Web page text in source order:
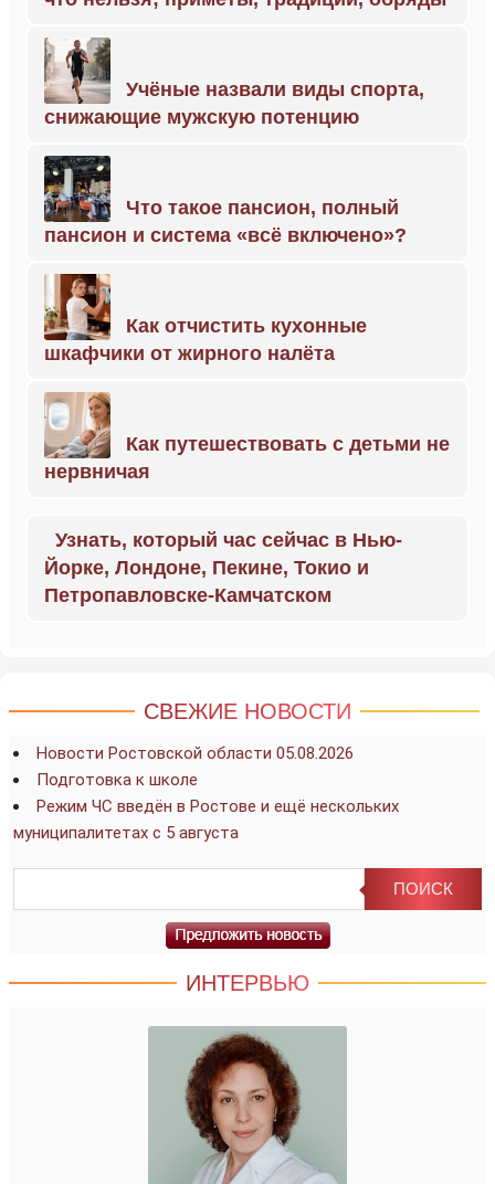
Учёные назвали виды спорта,
снижающие мужскую потенцию
Что такое пансион, полный
пансион и система «всё включено»?
Как отчистить кухонные
шкафчики от жирного налёта
Как путешествовать с детьми не
нервничая
Узнать, который час сейчас в Нью-
Йорке, Лондоне, Пекине, Токио и
Петропавловске-Камчатском
СВЕЖИЕ НОВОСТИ
Новости Ростовской области 05.08.2026
Подготовка к школе
Режим ЧС введён в Ростове и ещё нескольких
муниципалитетах с 5 августа
ИНТЕРВЬЮ